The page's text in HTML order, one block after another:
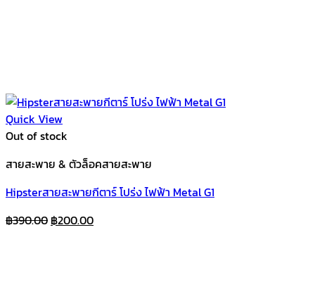
Quick View
Out of stock
สายสะพาย & ตัวล็อคสายสะพาย
Hipsterสายสะพายกีตาร์ โปร่ง ไฟฟ้า Metal G1
฿390.00 Original
฿200.00Current